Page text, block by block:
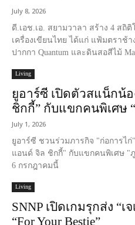
July 8, 2026
ดี.เอช.เอ. สยามวาลา สร้าง 4 สถิติโ
เครื่องเขียนไทย ได้แก่ แฟ้มตราช้
ปากกา Quantum และดินสอสีไม้
Living
ยูอาร์ซี เปิดตัวสแน็กน้
ชิกกี้” กับแขกคนพิเศษ
July 1, 2026
ยูอาร์ซี ชวนร่วมภารกิจ "ก่อการไ
แอนด์ จิล ชิกกี้" กับแขกคนพิเศษ "
6 กรกฎาคมนี้
Living
SNNP เปิดเกมรุกส่ง “
“For Your Bestie”